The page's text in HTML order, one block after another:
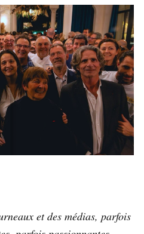
et des médias, parfois